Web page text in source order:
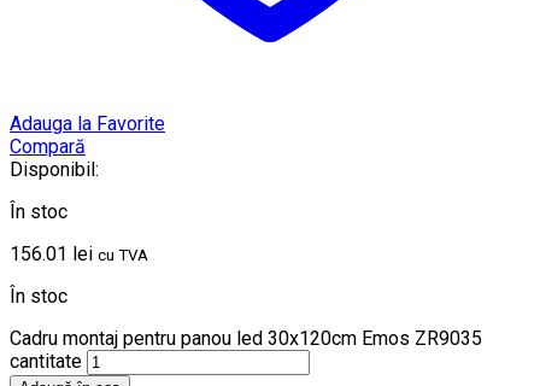
Adauga la Favorite
Compară
Disponibil:
În stoc
156.01 lei cu TVA
În stoc
Cadru montaj pentru panou led 30x120cm Emos ZR9035
cantitate